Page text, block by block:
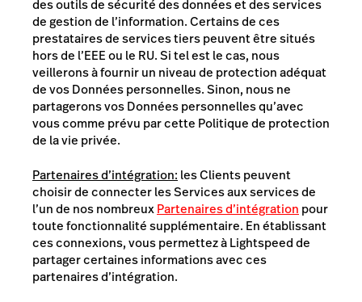
des outils de sécurité des données et des services
de gestion de l’information. Certains de ces
prestataires de services tiers peuvent être situés
hors de l’EEE ou le RU. Si tel est le cas, nous
veillerons à fournir un niveau de protection adéquat
de vos Données personnelles. Sinon, nous ne
partagerons vos Données personnelles qu’avec
vous comme prévu par cette Politique de protection
de la vie privée.
Partenaires d’intégration: les Clients peuvent
choisir de connecter les Services aux services de
l’un de nos nombreuxPartenaires d’intégration pour
toute fonctionnalité supplémentaire. En établissant
ces connexions, vous permettez à Lightspeed de
partager certaines informations avec ces
partenaires d’intégration.